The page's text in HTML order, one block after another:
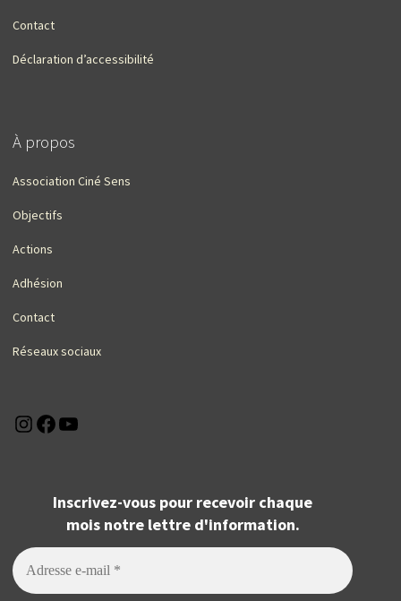
Contact
Déclaration d’accessibilité
À propos
Association Ciné Sens
Objectifs
Actions
Adhésion
Contact
Réseaux sociaux
Instagram
Facebook
Inscrivez-vous pour recevoir chaque
mois notre lettre d'information.